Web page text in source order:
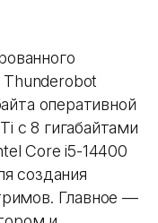
оперативной
с 8 гигабайтами
Core i5-14400
создания
Главное —